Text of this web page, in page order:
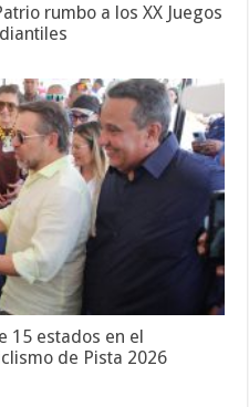
rumbo a los XX Juegos
15 estados en el
de Pista 2026